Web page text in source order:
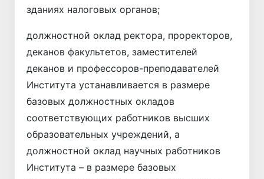
зданиях налоговых органов;
должностной оклад ректора, проректоров,
деканов факультетов, заместителей
деканов и профессоров-преподавателей
Института устанавливается в размере
базовых должностных окладов
соответствующих работников высших
образовательных учреждений, а
должностной оклад научных работников
Института – в размере базовых